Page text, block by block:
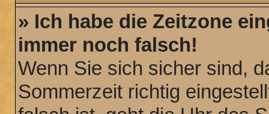
» Ich habe die Zeitzone
immer noch falsch!
Wenn Sie sich sicher sind,
Sommerzeit richtig